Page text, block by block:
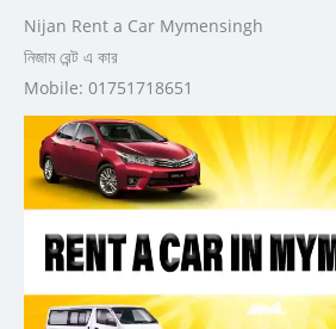
Nijan Rent a Car Mymensingh
নিজাম রেন্ট এ কার
Mobile: 01751718651